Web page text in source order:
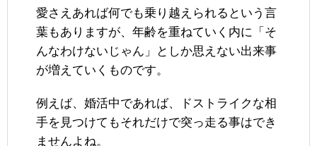
愛さえあれば何でも乗り越えられるという言
葉もありますが、年齢を重ねていく内に「そ
んなわけないじゃん」としか思えない出来事
が増えていくものです。
例えば、婚活中であれば、ドストライクな相
手を見つけてもそれだけで突っ走る事はでき
ませんよね。